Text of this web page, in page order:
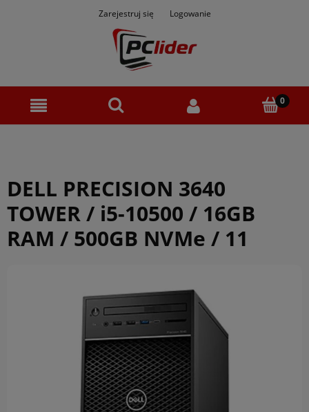
Zarejestruj się Logowanie
DELL PRECISION 3640
TOWER / i5-10500 / 16GB
RAM / 500GB NVMe / 11